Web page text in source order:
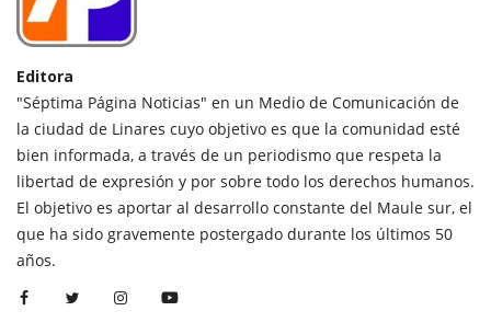
Editora
"Séptima Página Noticias" en un Medio de Comunicación de
la ciudad de Linares cuyo objetivo es que la comunidad esté
bien informada, a través de un periodismo que respeta la
libertad de expresión y por sobre todo los derechos humanos.
El objetivo es aportar al desarrollo constante del Maule sur, el
que ha sido gravemente postergado durante los últimos 50
años.